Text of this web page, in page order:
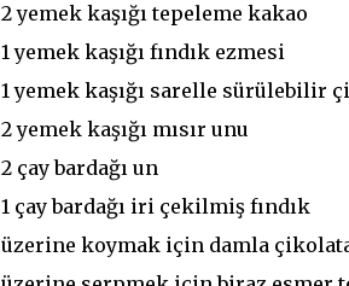
2 yemek kaşığı tepeleme kakao
1 yemek kaşığı fındık ezmesi
1 yemek kaşığı sarelle sürülebilir
2 yemek kaşığı mısır unu
2 çay bardağı un
1 çay bardağı iri çekilmiş fındık
üzerine koymak için damla